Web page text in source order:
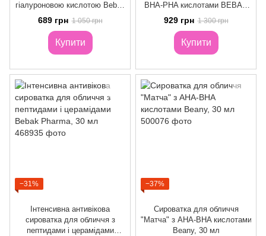
гіалуроновою кислотою Bebak
Pharma, 30 мл
689 грн 1 050 грн
Купити
BHA-PHA кислотами BEBAK
Bebak Pharma, 30 мл
929 грн 1 300 грн
Купити
−31%
Інтенсивна антивікова
сироватка для обличчя з
пептидами і церамідами
−37%
Сироватка для обличчя
"Матча" з AHA-BHA кислотами
Beany, 30 мл